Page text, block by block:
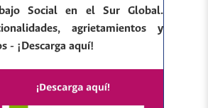
Social en el Sur Global.
agrietamientos y
- ¡Descarga aquí!